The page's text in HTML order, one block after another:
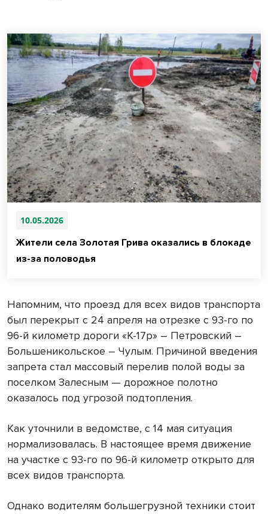
10.05.2026
Жители села Золотая Грива оказались в блокаде
из-за половодья
Напомним, что проезд для всех видов транспорта
был перекрыт с 24 апреля на отрезке с 93-го по
96-й километр дороги «К-17р» – Петровский –
Большеникольское – Чулым. Причиной введения
запрета стал массовый перелив полой воды за
поселком Залесным — дорожное полотно
оказалось под угрозой подтопления.
Как уточнили в ведомстве, с 14 мая ситуация
нормализовалась. В настоящее время движение
на участке с 93-го по 96-й километр открыто для
всех видов транспорта.
Однако водителям большегрузной техники стоит